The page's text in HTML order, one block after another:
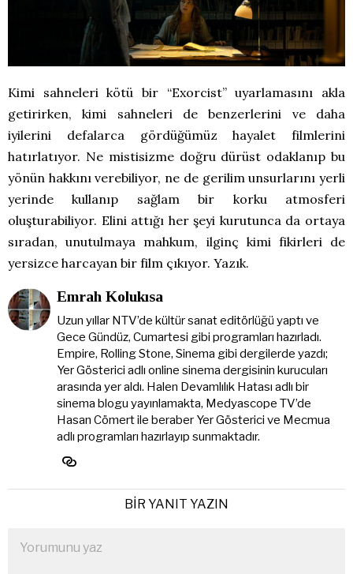
Kimi sahneleri kötü bir “Exorcist” uyarlamasını akla
getirirken, kimi sahneleri de benzerlerini ve daha
iyilerini defalarca gördüğümüz hayalet filmlerini
hatırlatıyor. Ne mistisizme doğru dürüst odaklanıp bu
yönün hakkını verebiliyor, ne de gerilim unsurlarını yerli
yerinde kullanıp sağlam bir korku atmosferi
oluşturabiliyor. Elini attığı her şeyi kurutunca da ortaya
sıradan, unutulmaya mahkum, ilginç kimi fikirleri de
yersizce harcayan bir film çıkıyor. Yazık.
Emrah Kolukısa
Uzun yıllar NTV’de kültür sanat editörlüğü yaptı ve
Gece Gündüz, Cumartesi gibi programları hazırladı.
Empire, Rolling Stone, Sinema gibi dergilerde yazdı;
Yer Gösterici adlı online sinema dergisinin kurucuları
arasında yer aldı. Halen Devamlılık Hatası adlı bir
sinema blogu yayınlamakta, Medyascope TV’de
Hasan Cömert ile beraber Yer Gösterici ve Mecmua
adlı programları hazırlayıp sunmaktadır.
BIR YANIT YAZIN